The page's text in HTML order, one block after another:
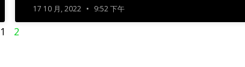
17 10 月, 2022 9:52 下午
1 2